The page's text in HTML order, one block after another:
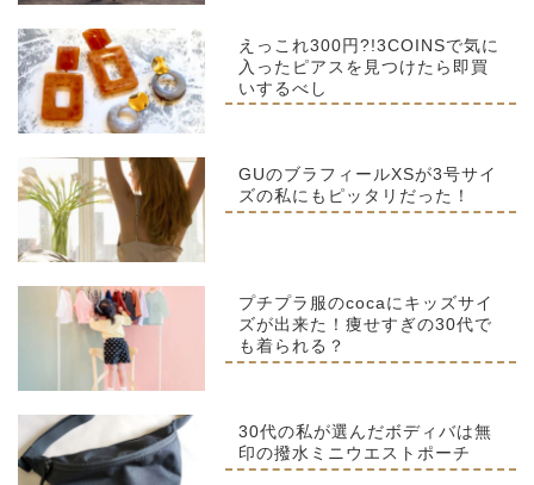
えっこれ300円?!3COINSで気に
入ったピアスを見つけたら即買
いするべし
GUのブラフィールXSが3号サイ
ズの私にもピッタリだった！
プチプラ服のcocaにキッズサイ
ズが出来た！痩せすぎの30代で
も着られる？
30代の私が選んだボディバは無
印の撥水ミニウエストポーチ